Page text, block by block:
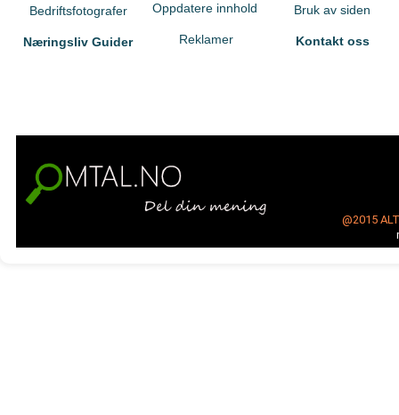
Bedriftsfotografer
Næringsliv Guider
Oppdatere innhold
Reklamer
Bruk av siden
Kontakt oss
@2015